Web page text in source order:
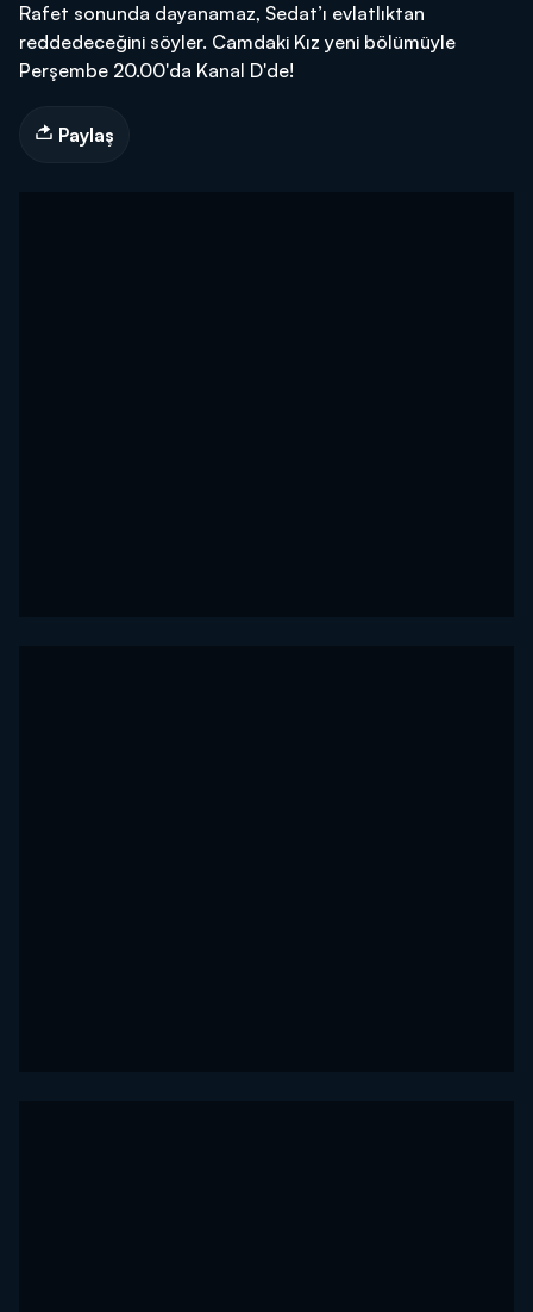
Rafet sonunda dayanamaz, Sedat’ı evlatlıktan
reddedeceğini söyler. Camdaki Kız yeni bölümüyle
Perşembe 20.00'da Kanal D'de!
Paylaş